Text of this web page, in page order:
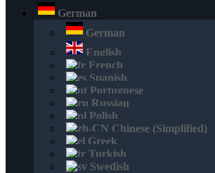
German
German
English
French
Spanish
Portuguese
Russian
Polish
Chinese (Simplified)
Greek
Turkish
Swedish